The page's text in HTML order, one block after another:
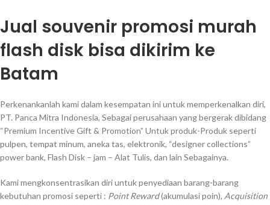
Jual souvenir promosi murah
flash disk bisa dikirim ke
Batam
Perkenankanlah kami dalam kesempatan ini untuk memperkenalkan diri,
PT. Panca Mitra Indonesia, Sebagai perusahaan yang bergerak dibidang
“Premium Incentive Gift & Promotion” Untuk produk-Produk seperti
pulpen, tempat minum, aneka tas, elektronik, “designer collections”
power bank, Flash Disk – jam – Alat Tulis, dan lain Sebagainya.
Kami mengkonsentrasikan diri untuk penyediaan barang-barang
kebutuhan promosi seperti : Point Reward(akumulasi poin), Acquisition